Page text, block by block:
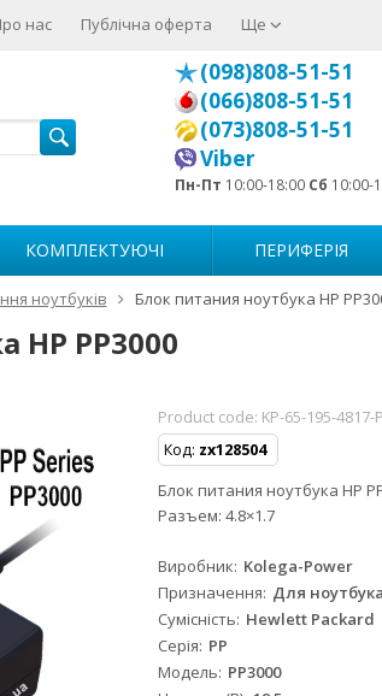
нас Публічна оферта Ще
(098)808-51-51
(066)808-51-51
(073)808-51-51
Viber
Пн-Пт 10:00-18:00 Сб 10:00-
КОМПЛЕКТУЮЧІ ПЕРИФЕРІЯ
ноутбуків Блок питания ноутбука HP
HP PP3000
Product code: KP-65-195-4817-
Код: zx128504
Блок питания ноутбука HP
Разъем: 4.8×1.7
Виробник Kolega-Power
Призначення Для ноутбука
Сумісність Hewlett Packard
Серія PP
Модель PP3000